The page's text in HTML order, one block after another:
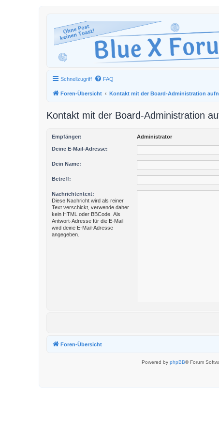
Schnellzugriff FAQ
Foren-Übersicht Kontakt mit der Board-Administration
Kontakt mit der Board-Administration
Empfänger: Administrator
Deine E-Mail-Adresse:
Dein Name:
Betreff:
Nachrichtentext:
Diese Nachricht wird als reiner
Text verschickt, verwende daher
kein HTML oder BBCode. Als
Antwort-Adresse für die E-Mail
wird deine E-Mail-Adresse
angegeben.
Foren-Übersicht
Powered by phpBB® Forum